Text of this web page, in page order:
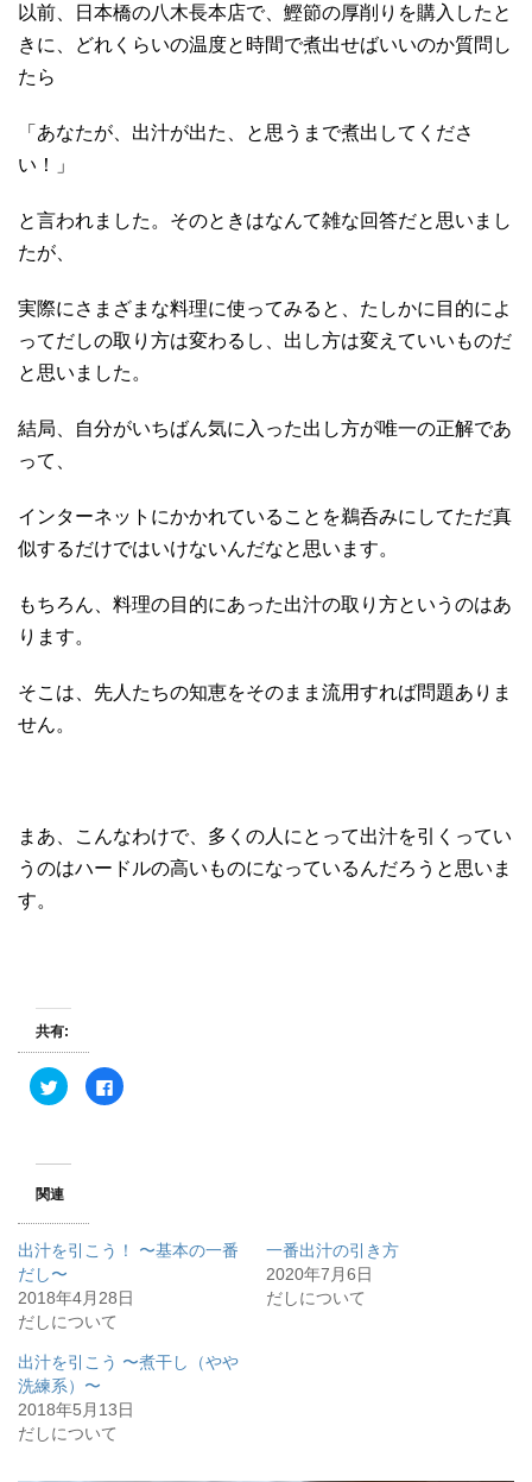
以前、日本橋の八木長本店で、鰹節の厚削りを購入したと
きに、どれくらいの温度と時間で煮出せばいいのか質問し
たら
「あなたが、出汁が出た、と思うまで煮出してくださ
い！」
と言われました。そのときはなんて雑な回答だと思いまし
たが、
実際にさまざまな料理に使ってみると、たしかに目的によ
ってだしの取り方は変わるし、出し方は変えていいものだ
と思いました。
結局、自分がいちばん気に入った出し方が唯一の正解であ
って、
インターネットにかかれていることを鵜呑みにしてただ真
似するだけではいけないんだなと思います。
もちろん、料理の目的にあった出汁の取り方というのはあ
ります。
そこは、先人たちの知恵をそのまま流用すれば問題ありま
せん。
まあ、こんなわけで、多くの人にとって出汁を引くってい
うのはハードルの高いものになっているんだろうと思いま
す。
共有:
ク
リ
T
i
t
r
共
有
新
い
ウ
ィ
ン
ド
で
F
a
る
ク
リ
て
さ
関連
出汁を引こう！ 〜基本の一番
だし〜
2018年4月28日
だしについて
一番出汁の引き方
2020年7月6日
だしについて
出汁を引こう 〜煮干し（やや
洗練系）〜
2018年5月13日
だしについて